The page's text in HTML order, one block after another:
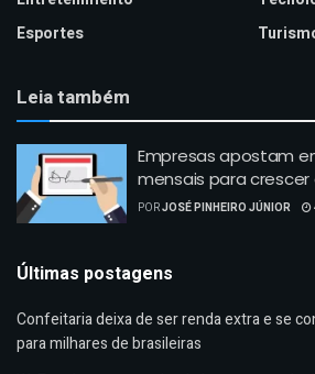
Esportes
Leia também
Empresas apostam
mensais para
PORJOSÉ PINHEIRO JÚNIOR
Últimas postagens
Confeitaria deixa de ser renda extra e se
para milhares de brasileiras